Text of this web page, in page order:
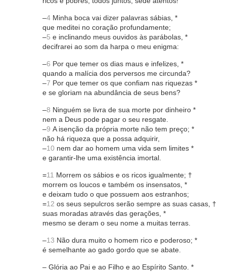
–4 Minha boca vai dizer palavras sábias, *
que meditei no coração profundamente;
–5 e inclinando meus ouvidos às parábolas, *
decifrarei ao som da harpa o meu enigma:
–6 Por que temer os dias maus e infelizes, *
quando a malícia dos perversos me circunda?
–7 Por que temer os que confiam nas riquezas *
e se gloriam na abundância de seus bens?
–8 Ninguém se livra de sua morte por dinheiro *
nem a Deus pode pagar o seu resgate.
–9 A isenção da própria morte não tem preço; *
não há riqueza que a possa adquirir,
–10 nem dar ao homem uma vida sem limites *
e garantir-lhe uma existência imortal.
=11 Morrem os sábios e os ricos igualmente; †
morrem os loucos e também os insensatos, *
e deixam tudo o que possuem aos estranhos;
=12 os seus sepulcros serão sempre as suas casas, †
suas moradas através das gerações, *
mesmo se deram o seu nome a muitas terras.
–13 Não dura muito o homem rico e poderoso; *
é semelhante ao gado gordo que se abate.
– Glória ao Pai e ao Filho e ao Espírito Santo. *